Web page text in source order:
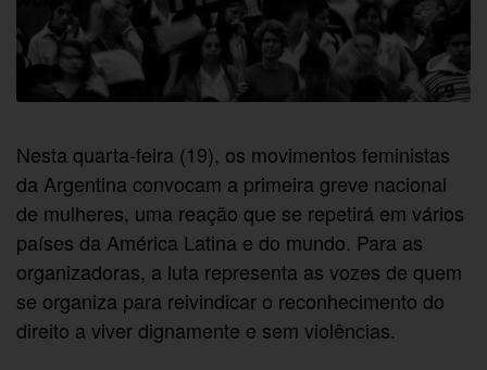
Nesta quarta-feira (19), os movimentos feministas
da Argentina convocam a primeira greve nacional
de mulheres, uma reação que se repetirá em vários
países da América Latina e do mundo. Para as
organizadoras, a luta representa as vozes de quem
se organiza para reivindicar o reconhecimento do
direito a viver dignamente e sem violências.